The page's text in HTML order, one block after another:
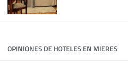
OPINIONES DE HOTELES EN MIERES